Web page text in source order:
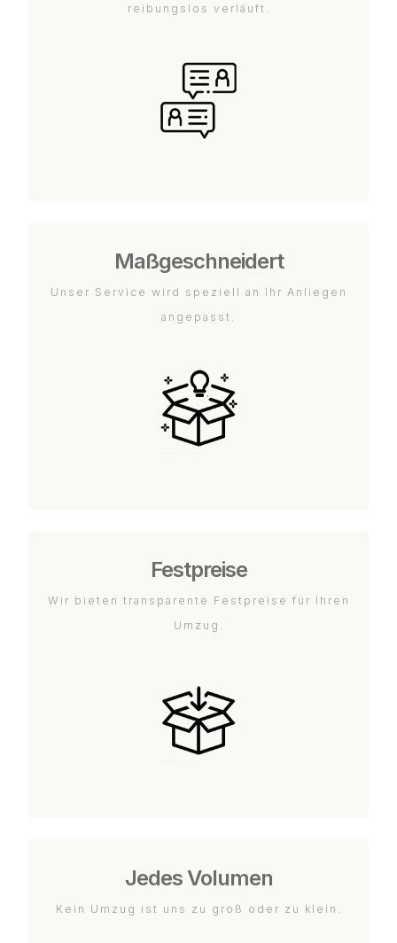
reibungslos verläuft.
Maßgeschneidert
Unser Service wird speziell an Ihr Anliegen
angepasst.
Festpreise
Wir bieten transparente Festpreise für Ihren
Umzug.
Jedes Volumen
Kein Umzug ist uns zu groß oder zu klein.